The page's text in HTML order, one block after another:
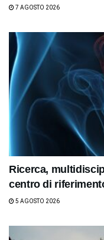
7 AGOSTO 2026
Ricerca,
centro di
5 AGOSTO 2026